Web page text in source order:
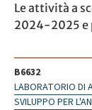
Le attività a
2024-2025 e
B6632
LABORATORIO DI
SVILUPPO PER